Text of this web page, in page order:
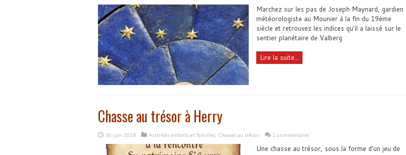
Marchez sur les pas de Joseph Maynard, gardien
météorologiste au Mounier à la fin du 19ème
siècle et retrouvez les indices qu'il a laissé sur le
sentier planétaire de Valberg
Lire la suite...
Chasse au trésor à Herry
30 juin 2018 Activités enfants et familles, Chasses au trésor 1 commentaire
Une chasse au trésor, sous la forme d'un jeu de